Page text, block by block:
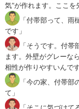
気”が作れます。ここを
「付帯部って、
です」
「そうです。付
ます。外壁がグレーな
相性が作りやすいんで
「今の家、付帯
て」
「そこに気づけ